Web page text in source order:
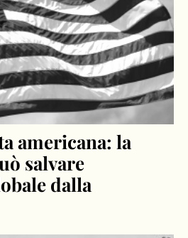
americana: la
salvare
dalla